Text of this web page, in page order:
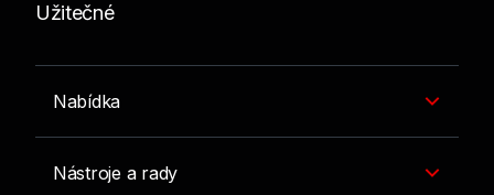
Užitečné
Nabídka
Nástroje a rady